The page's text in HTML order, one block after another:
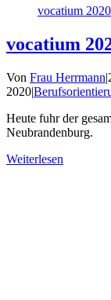
vocatium 2020
vocatium
Von Frau Herrmann|
2020|
Heute fuhr der
Neubrandenburg.
Weiterlesen